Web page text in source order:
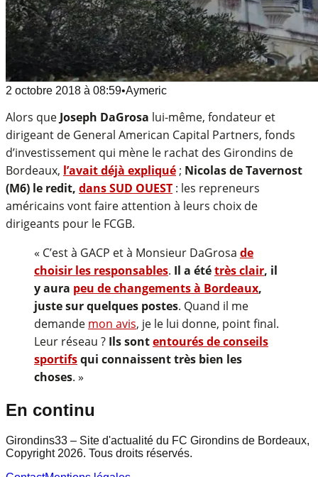
2 octobre 2018 à 08:59•Aymeric
Alors que Joseph DaGrosa lui-même, fondateur et
dirigeant de General American Capital Partners, fonds
d’investissement qui mène le rachat des Girondins de
Bordeaux, l’avait déjà expliqué ; Nicolas de Tavernost
(M6) le redit, dans SUD OUEST : les repreneurs
américains vont faire attention à leurs choix de
dirigeants pour le FCGB.
« C’est à GACP et à Monsieur DaGrosa de
choisir les responsables. Il a ététrès clair, il
y aura peu de changements à Bordeaux,
juste sur quelques postes. Quand il me
demande mon avis, je le lui donne, point final.
Leur réseau ? Ils sontentourés de conseils
sportifsqui connaissent très bien les
choses. »
En continu
Girondins33 – Site d'actualité du FC Girondins de Bordeaux,
Copyright 2026. Tous droits réservés.